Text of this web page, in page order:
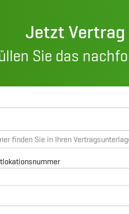
Jetzt
Sie das